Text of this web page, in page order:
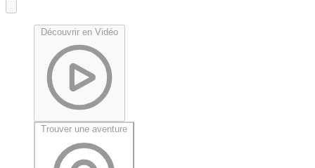
Découvrir en Vidéo
Trouver une aventure